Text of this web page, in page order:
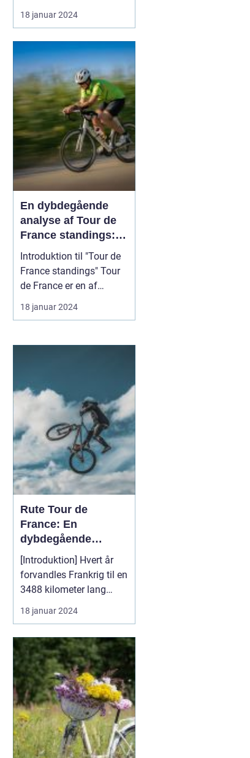
spændende
begivenheder inden for
signalerer begyndelsen
på verdens mest
berømte, prestigefyldte
og udfordrende cykelløb,
Tour de France. Starten
er en begi...
18 januar 2024
En dybdegående
analyse af Tour de
France standings:
Historisk udvikling
og vigtige
informationer
Introduktion til "Tour de
France standings" Tour
de France er en af
verdens mest
prestigefyldte cykelløb,
tusindvis af sports- og
kendskab til "Tour de
France standings"
afgørend...
18 januar 2024
Rute Tour de
France: En
dybdegående
analyse af verdens
mest prestigefyldte
cykelløb
[Introduktion] Hvert år
forvandles Frankrig til en
3488 kilometer lang
cykelbane, hvor verdens
bedste cykelryttere
den berømte gule trøje.
Tour de France er uden
tvivl verdens mest
prestigefyldte cykelløb
og tiltrækker millio...
18 januar 2024